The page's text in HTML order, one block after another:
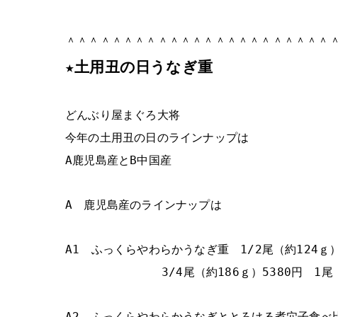
＾＾＾＾＾＾＾＾＾＾＾＾＾＾＾＾＾＾＾＾＾＾＾
★土用丑の日うなぎ重
どんぶり屋まぐろ大将
今年の土用丑の日のラインナップは
A鹿児島産とB中国産
A 鹿児島産のラインナップは
A1 ふっくらやわらかうなぎ重 1/2尾（約124ｇ
3/4尾（約186ｇ）5380円 1尾